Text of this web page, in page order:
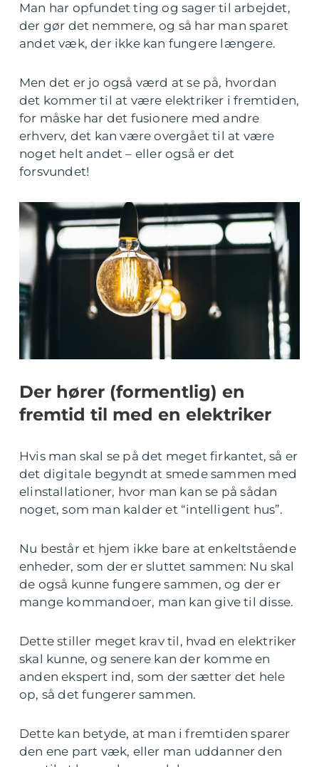
Man har opfundet ting og sager til arbejdet,
der gør det nemmere, og så har man sparet
andet væk, der ikke kan fungere længere.
Men det er jo også værd at se på, hvordan
det kommer til at være elektriker i fremtiden,
for måske har det fusionere med andre
erhverv, det kan være overgået til at være
noget helt andet – eller også er det
forsvundet!
Der hører (formentlig) en
fremtid til med en elektriker
Hvis man skal se på det meget firkantet, så er
det digitale begyndt at smede sammen med
elinstallationer, hvor man kan se på sådan
noget, som man kalder et “intelligent hus”.
Nu består et hjem ikke bare at enkeltstående
enheder, som der er sluttet sammen: Nu skal
de også kunne fungere sammen, og der er
mange kommandoer, man kan give til disse.
Dette stiller meget krav til, hvad en elektriker
skal kunne, og senere kan der komme en
anden ekspert ind, som der sætter det hele
op, så det fungerer sammen.
Dette kan betyde, at man i fremtiden sparer
den ene part væk, eller man uddanner den